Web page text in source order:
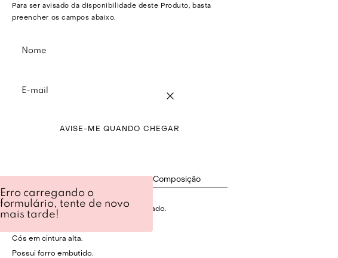
Para ser avisado da disponibilidade deste Produto, basta
preencher os campos abaixo.
AVISE-ME QUANDO CHEGAR
Composição
Shorts em jacquard com toque texturizado.
Cós em cintura alta.
Possui forro embutido.
Erro carregando o
formulário, tente de novo
mais tarde!